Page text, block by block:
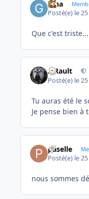
gina
Posté(e) le
Que c'est
S.Rault
Posté(e) le
Tu auras été le
Je pense bien à
paselle
Posté(e) le
nous sommes